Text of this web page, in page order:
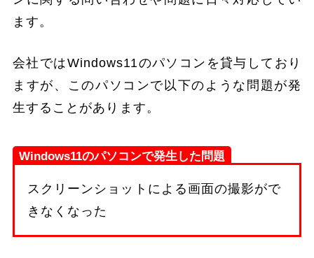
ます。
会社ではWindows11のパソコンを貸与しており
ますが、このパソコンで以下のような問題が発
生することがあります。
Windows11のパソコンで発生した問題
スクリーンショットによる画面の撮影がで
きなくなった